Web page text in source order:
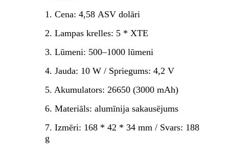
1. Cena: 4,58 ASV dolāri
2. Lampas krelles: 5 * XTE
3. Lūmeni: 500–1000 lūmeni
4. Jauda: 10 W / Spriegums: 4,2 V
5. Akumulators: 26650 (3000 mAh)
6. Materiāls: alumīnija sakausējums
7. Izmēri: 168 * 42 * 34 mm / Svars: 188
g